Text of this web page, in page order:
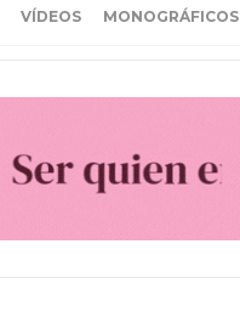
VÍDEOS MONOGRÁFICOS